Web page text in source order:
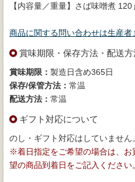
【内容量／重量】さば味噌煮 120
商品に関する問い合わせは生産者
賞味期限・保存方法・配送方
賞味期限： 製造日含め365日
保存/保管方法： 常温
配送方法： 常温
ギフト対応について
のし・ギフト対応はしていません。
※着日指定をご希望の場合は、
望の商品到着日をご記入ください。